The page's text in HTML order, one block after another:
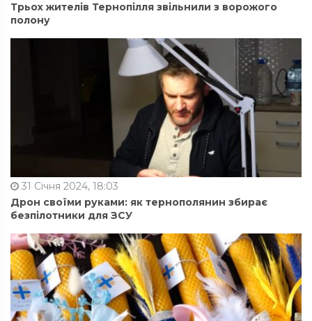
Трьох жителів Тернопілля звільнили з ворожого
полону
31 Січня 2024, 18:03
Дрон своїми руками: як тернополянин збирає
безпілотники для ЗСУ